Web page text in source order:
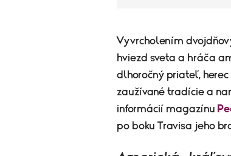
​Vyvrcholením
hviezd sveta a hráča
dlhoročný priateľ,
zaužívané tradície a
informácií magazínu
po boku Travisa jeho